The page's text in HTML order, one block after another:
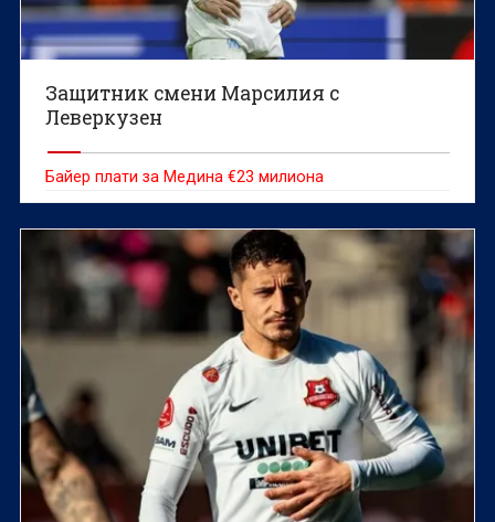
Защитник смени Марсилия с
Леверкузен
Байер плати за Медина €23 милиона